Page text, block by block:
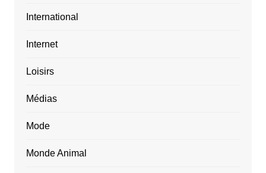
International
Internet
Loisirs
Médias
Mode
Monde Animal